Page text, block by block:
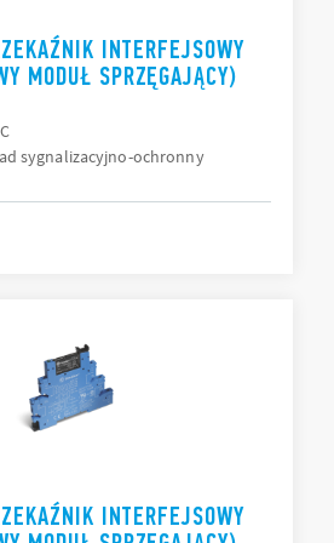
INTERFEJSOWY
MODUŁ SPRZĘGAJĄCY)
sygnalizacyjno-ochronny
INTERFEJSOWY